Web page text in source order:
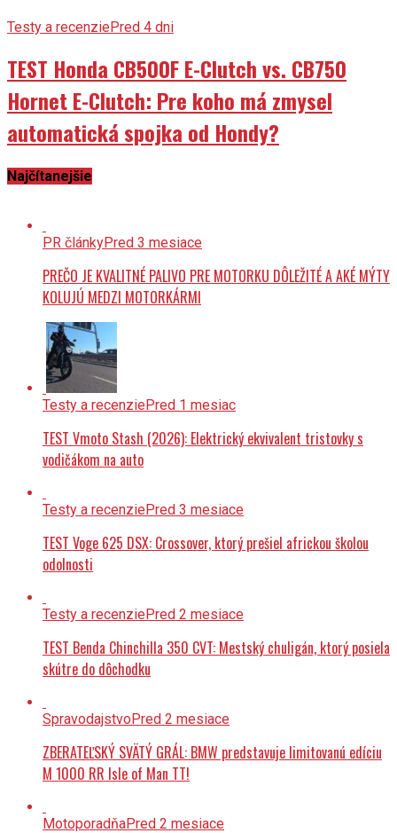
Testy a recenziePred 4 dni
TEST Honda CB500F E-Clutch vs. CB750
Hornet E-Clutch: Pre koho má zmysel
automatická spojka od Hondy?
Najčítanejšie
PR článkyPred 3 mesiace
PREČO JE KVALITNÉ PALIVO PRE MOTORKU DÔLEŽITÉ A AKÉ MÝTY
KOLUJÚ MEDZI MOTORKÁRMI
Testy a recenziePred 1 mesiac
TEST Vmoto Stash (2026): Elektrický ekvivalent tristovky s
vodičákom na auto
Testy a recenziePred 3 mesiace
TEST Voge 625 DSX: Crossover, ktorý prešiel africkou školou
odolnosti
Testy a recenziePred 2 mesiace
TEST Benda Chinchilla 350 CVT: Mestský chuligán, ktorý posiela
skútre do dôchodku
SpravodajstvoPred 2 mesiace
ZBERATEĽSKÝ SVÄTÝ GRÁL: BMW predstavuje limitovanú edíciu
M 1000 RR Isle of Man TT!
MotoporadňaPred 2 mesiace